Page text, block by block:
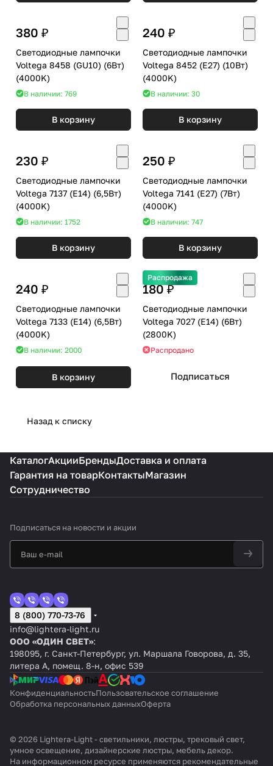
380 ₽
Светодиодные лампочки
Voltega 8458 (GU10) (6Вт)
(4000K)
В наличии: 769
В корзину
240 ₽
Светодиодные лампочки
Voltega 8452 (E27) (10Вт)
(4000K)
В наличии: 30
В корзину
230 ₽
Светодиодные лампочки
Voltega 7137 (E14) (6,5Вт)
(4000K)
В наличии: 1752
В корзину
250 ₽
Светодиодные лампочки
Voltega 7141 (E27) (7Вт)
(4000K)
В наличии: 747
В корзину
240 ₽
Светодиодные лампочки
Voltega 7133 (E14) (6,5Вт)
(4000K)
В наличии: 2000
В корзину
Распродажа
180 ₽
Светодиодные лампочки
Voltega 7027 (E14) (6Вт)
(2800K)
Распродано
Подписаться
Назад к списку
КаталогАкцииБрендыДоставка и оплата
Гарантия на товарКонтактыМагазин
Сотрудничество
Подписаться на новости и акции
8 (800) 770-73-76
info@lightera-light.ru
ООО «ОДИН СВЕТ»:
198095, г. Санкт-Петербург, ул. Маршала Говорова, д. 35,
литера А, помещ. 8-н, офис 539
КонфиденциальностьПользовательское соглашение
Обработка персональных данныхОферта
© 2026 Lightera-Light - светильники, люстры, трековый свет,
умное освещение, дизайнерские люстры, мебель декор.
На информационном ресурсе применяются рекомендательные